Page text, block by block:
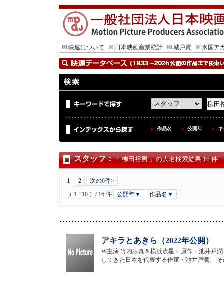
映連について 日本映画産業統計 城戸賞 米国ア
作品名 公開年
スタッフ：「 柳田裕男 」の人名検索結果 16 件
1 2
次の6件>
（ 1 - 10 ）/ 16 件
公開年▼ 作品名▼
アキラとあきら（2022年公開）
W主演 竹内涼真＆横浜流星 × 原作・池井戸
してきた日本を代表する作家・池井戸潤。